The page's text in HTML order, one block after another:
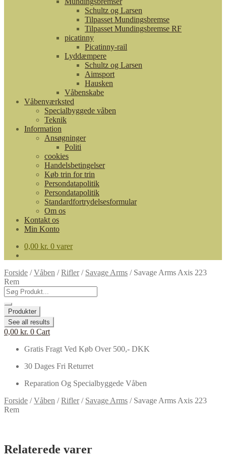
Schultz og Larsen
Tilpasset Mundingsbremse
Tilpasset Mundingsbremse RF
picatinny
Picatinny-rail
Lyddæmpere
Schultz og Larsen
Aimsport
Hausken
Våbenskabe
Våbenværksted
Specialbyggede våben
Teknik
Information
Ansøgninger
Politi
cookies
Handelsbetingelser
Køb trin for trin
Persondatapolitik
Persondatapolitik
Standardfortrydelsesformular
Om os
Kontakt os
Min Konto
0,00 kr. 0 varer
Forside /Våben /Rifler/ Savage Arms / Savage Arms Axis 223
Rem
Search
...
Produkter
See all results
0,00 kr. 0 Cart
Gratis Fragt Ved Køb Over 500,- DKK
30 Dages Fri Returret
Reparation Og Specialbyggede Våben
Forside /Våben /Rifler/ Savage Arms / Savage Arms Axis 223
Rem
Relaterede varer